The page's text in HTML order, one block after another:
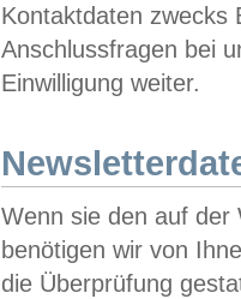
Kontaktdaten zwecks
Anschlussfragen bei
Einwilligung weiter.
Wenn sie den auf der
benötigen wir von
die Überprüfung